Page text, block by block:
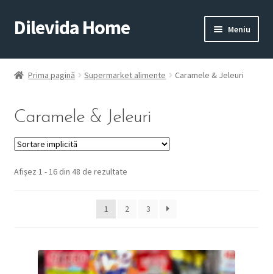
Sari
la
Sari
la
Dilevida Home Meniu
Prima pagină Supermarket alimente Caramele & Jeleuri
Caramele & Jeleuri
Afișez 1 - 16 din 48 de rezultate
1 2 3